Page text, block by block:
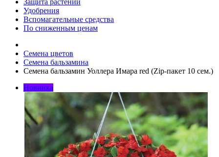
Защита растений
Удобрения
Вспомагательные средства
По сниженным ценам
Семена цветов
Семена бальзамина
Семена бальзамин Уоллера Имара red (Zip-пакет 10 сем.)
Новинка